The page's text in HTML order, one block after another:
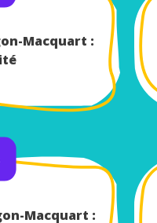
Macquart :
Macquart :